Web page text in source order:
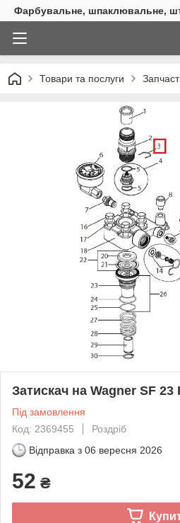
Фарбувальне, шпаклювальне,
Товари та послуги
Затискач на Wagner SF 23
Під замовлення
Код: 2369455
Роздріб
Відправка з 06 вересня 2026
52 ₴